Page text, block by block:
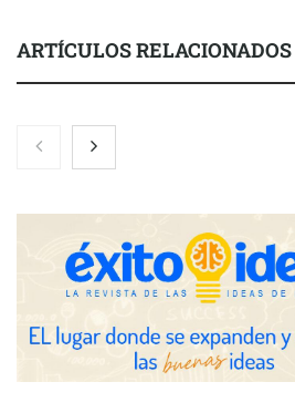
ARTÍCULOS RELACIONADOS
La luz roja, el nuevo aftersun, actúa
después del sol
Eulalia Roig lanza ‘The Journal’,
entrevistas y fotografía editorial